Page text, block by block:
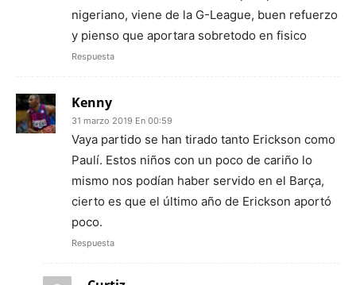
nigeriano, viene de la G-League, buen refuerzo
y pienso que aportara sobretodo en fisico
Respuesta
Kenny
31 marzo 2019 En 00:59
Vaya partido se han tirado tanto Erickson como
Paulí. Estos niños con un poco de cariño lo
mismo nos podían haber servido en el Barça,
cierto es que el último año de Erickson aportó
poco.
Respuesta